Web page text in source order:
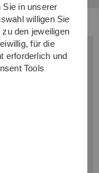
Ulm ist an
von der
Anlässen
in unserer
willigen Sie
den jeweiligen
für die
erforderlich und
Tools